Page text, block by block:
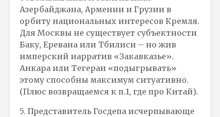
Азербайджана, Армении и Грузии в
орбиту национальных интересов Кремля.
Для Москвы не существует субъектности
Баку, Еревана или Тбилиси – но жив
имперский нарратив «Закавказье».
Анкара или Тегеран «подыгрывать»
этому способны максимум ситуативно.
(Плюс возвращаемся к п.1, где про Китай).
5. Представитель Госдепа исчерпывающе